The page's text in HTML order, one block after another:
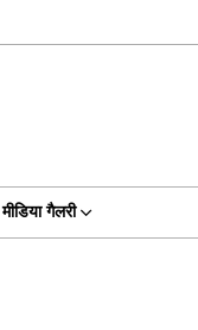
मीडिया गैलरी